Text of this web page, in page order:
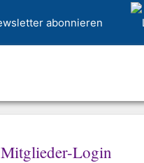
Mitglieder-Login